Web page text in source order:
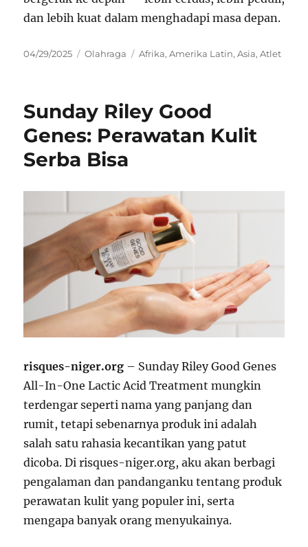
dan lebih kuat dalam menghadapi masa depan.
Posted
04/29/2025 Categories
Olahraga Tags
Afrika,Amerika Latin,Asia,Atlet
Sunday Riley Good
Genes: Perawatan Kulit
Serba Bisa
risques-niger.org – Sunday Riley Good Genes
All-In-One Lactic Acid Treatment mungkin
terdengar seperti nama yang panjang dan
rumit, tetapi sebenarnya produk ini adalah
salah satu rahasia kecantikan yang patut
dicoba. Di risques-niger.org, aku akan berbagi
pengalaman dan pandanganku tentang produk
perawatan kulit yang populer ini, serta
mengapa banyak orang menyukainya.